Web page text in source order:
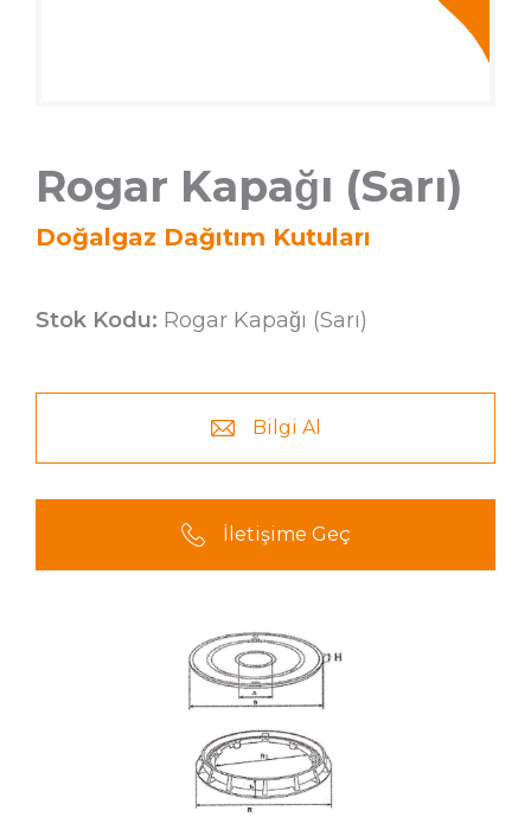
Rogar Kapağı (Sarı)
Doğalgaz Dağıtım Kutuları
Stok Kodu: Rogar Kapağı (Sarı)
Bilgi Al
İletişime Geç